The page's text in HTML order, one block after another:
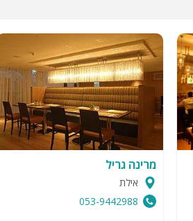
מרינה גריל
אילת
053-9442988